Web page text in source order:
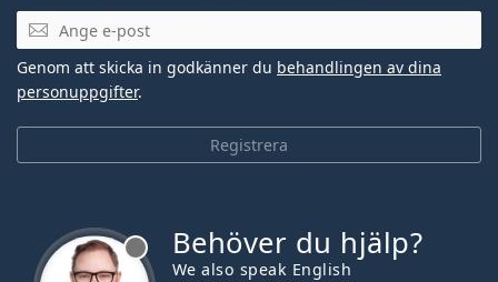
Mejladress
Registrera
Genom att skicka in godkänner du behandlingen av dina
personuppgifter.
Behöver du hjälp?
We also speak English